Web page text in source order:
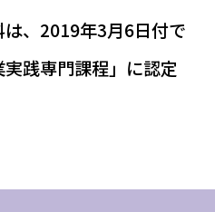
、2019年3月6日付で
践専門課程」に認定